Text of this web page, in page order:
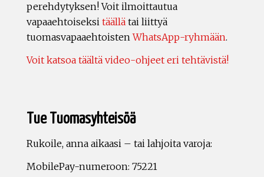
perehdytyksen! Voit ilmoittautua
vapaaehtoiseksi täällä tai liittyä
tuomasvapaaehtoistenWhatsApp-ryhmään.
Voit katsoa täältä video-ohjeet eri tehtävistä!
Tue Tuomasyhteisöä
Rukoile, anna aikaasi – tai lahjoita varoja:
MobilePay-numeroon: 75221